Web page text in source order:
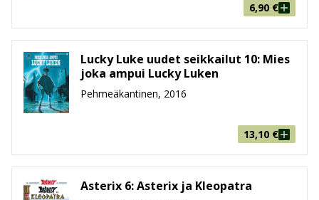
6,90 €
Lucky Luke uudet seikkailut 10: Mies
joka ampui Lucky Luken
Pehmeäkantinen, 2016
13,10 €
Asterix 6: Asterix ja Kleopatra